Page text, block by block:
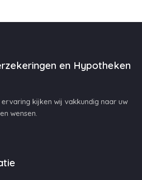
en Hypotheken
kijken wij vakkundig naar uw
wensen.